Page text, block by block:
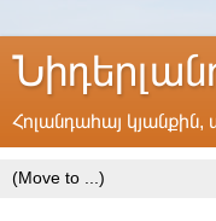
Հոլանդահայ